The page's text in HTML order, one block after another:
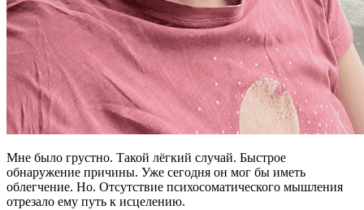
Мне было грустно. Такой лёгкий случай. Быстрое
обнаружение причины. Уже сегодня он мог бы иметь
облегчение. Но. Отсутствие психосоматического мышления
отрезало ему путь к исцелению.